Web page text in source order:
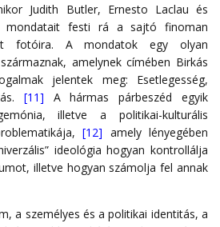
Judith Butler, Ernesto Laclau és
mondatait festi rá a sajtó finoman
fotóira. A mondatok egy olyan
amelynek címében Birkás
jelentek meg: Esetlegesség,
[11] A hármas párbeszéd egyik
illetve a politikai-kulturális
[12] amely lényegében
ideológia hogyan kontrollálja
illetve hogyan számolja fel annak
a személyes és a politikai identitás, a